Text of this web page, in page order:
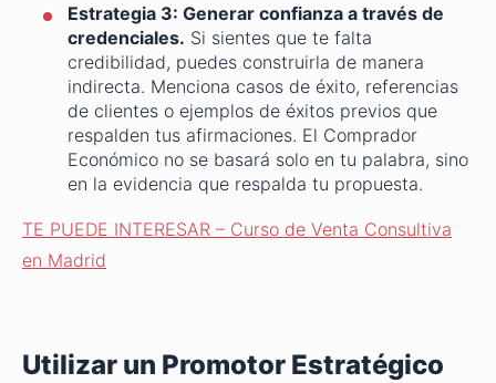
Estrategia 3: Generar confianza a través de
credenciales. Si sientes que te falta
credibilidad, puedes construirla de manera
indirecta. Menciona casos de éxito, referencias
de clientes o ejemplos de éxitos previos que
respalden tus afirmaciones. El Comprador
Económico no se basará solo en tu palabra, sino
en la evidencia que respalda tu propuesta.
TE PUEDE INTERESAR – Curso de Venta Consultiva
en Madrid
Utilizar un Promotor Estratégico